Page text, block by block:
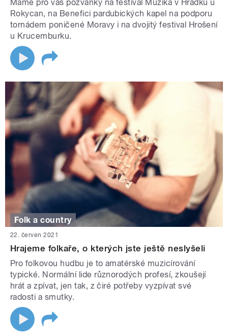
Máme pro vás pozvánky na festival Muzika v Hrádku u
Rokycan, na Benefici pardubických kapel na podporu
tornádem poničené Moravy i na dvojitý festival Hrošení
u Krucemburku.
Folk a country
22. červen 2021
Hrajeme folkaře, o kterých jste ještě neslyšeli
Pro folkovou hudbu je to amatérské muzicírování
typické. Normální lide různorodých profesí, zkoušejí
hrát a zpívat, jen tak, z čiré potřeby vyzpívat své
radosti a smutky.